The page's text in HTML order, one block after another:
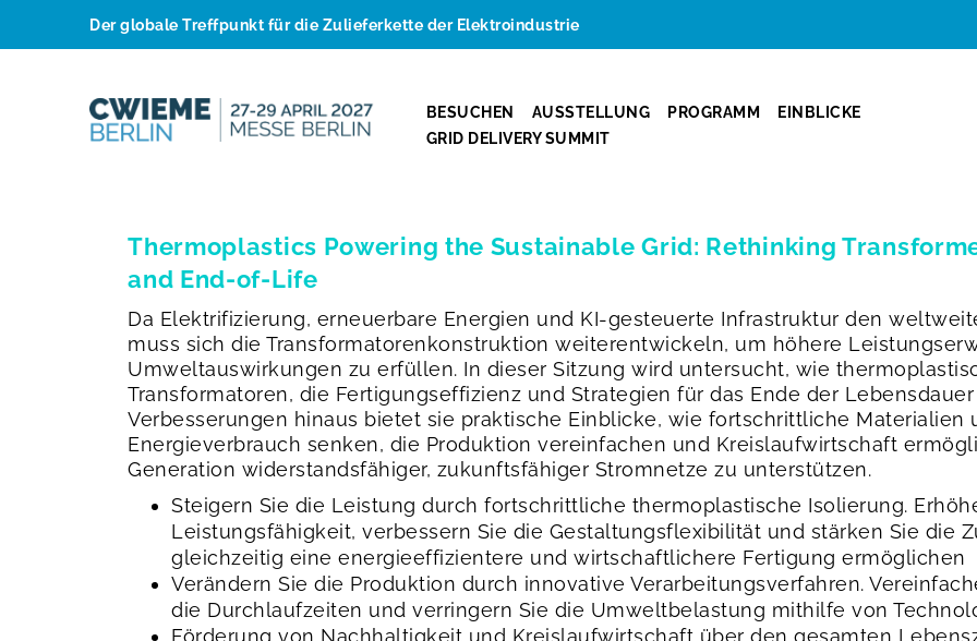
Der globale Treffpunkt für die Zulieferkette der Elektroindustrie
BESUCHEN AUSSTELLUNG PROGRAMM
EINBLICKE
GRID DELIVERY SUMMIT
Thermoplastics Powering the Sustainable Grid: Rethinking
and End-of-Life
Da Elektrifizierung, erneuerbare Energien und KI-gesteuerte Infrastruktur den
muss sich die Transformatorenkonstruktion weiterentwickeln, um höhere
Umweltauswirkungen zu erfüllen. In dieser Sitzung wird untersucht, wie
Transformatoren, die Fertigungseffizienz und Strategien für das Ende der
Verbesserungen hinaus bietet sie praktische Einblicke, wie fortschrittliche
Energieverbrauch senken, die Produktion vereinfachen und Kreislaufwirtschaft
Generation widerstandsfähiger, zukunftsfähiger Stromnetze zu unterstützen.
Steigern Sie die Leistung durch fortschrittliche thermoplastische Isolierung.
Leistungsfähigkeit, verbessern Sie die Gestaltungsflexibilität und stärken Sie die
gleichzeitig eine energieeffizientere und wirtschaftlichere Fertigung ermöglichen
Verändern Sie die Produktion durch innovative Verarbeitungsverfahren.
die Durchlaufzeiten und verringern Sie die Umweltbelastung mithilfe von
Förderung von Nachhaltigkeit und Kreislaufwirtschaft über den gesamten